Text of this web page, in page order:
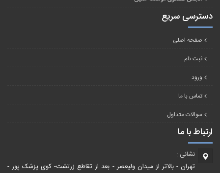
دسترسی سریع
صفحه اصلی
ثبت نام
ورود
تماس با ما
سوالات متداول
ارتباط با ما
نشانی :
تهران - بالاتر از میدان ولیعصر - بعد از تقاطع زرتشت- کوی پزشک پور -